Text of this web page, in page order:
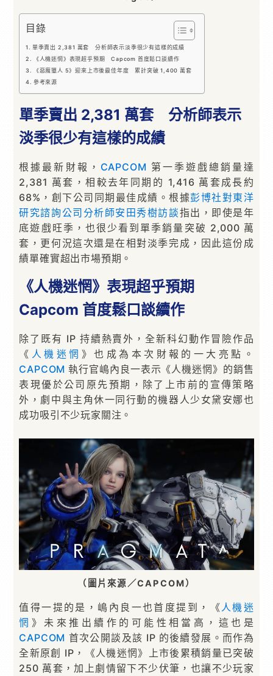
目錄
單季賣出 2,381 萬套 分析師表示淡季很少有這樣的成績
《人機迷惘》表現超乎預期 Capcom 首度鬆口談續作
《惡魔獵人 5》迎來上市後最佳年度 累計突破 1,400 萬套
參考來源
單季賣出 2,381 萬套 分析師表示
淡季很少有這樣的成績
根據最新財報， CAPCOM 第一季遊戲總銷量達
2,381 萬套，相較去年同期的 1,416 萬套成長約
68%，創下公司同期最佳成績。根據彭博社對東洋
研究諮詢公司分析師安田秀樹訪談指出，即使是年
底遊戲旺季，也很少看到單季銷量突破 2,000 萬
套，更何況這次還是在相對淡季完成，因此這份成
績單確實超出市場預期。
《人機迷惘》表現超乎預期
Capcom 首度鬆口談續作
除了既有 IP 持續熱賣外，全新科幻動作冒險作品
《 人機迷惘 》也成為本次財報的一大亮點。
CAPCOM 執行官嶋內良一表示《人機迷惘》的銷售
表現優於公司原先預期，除了上市前的宣傳策略
外，劇中與主角休一同行動的機器人少女黛安娜也
成功吸引不少玩家關注。
（圖片來源／CAPCOM）
值得一提的是，嶋內良一也首度提到，《 人機迷
惘 》未來推出續作的可能性相當高，這也是
CAPCOM 首次公開談及該 IP 的後續發展。而作為
全新原創 IP，《人機迷惘》上市後累積銷量已突破
250 萬套，加上劇情留下不少伏筆，也讓不少玩家